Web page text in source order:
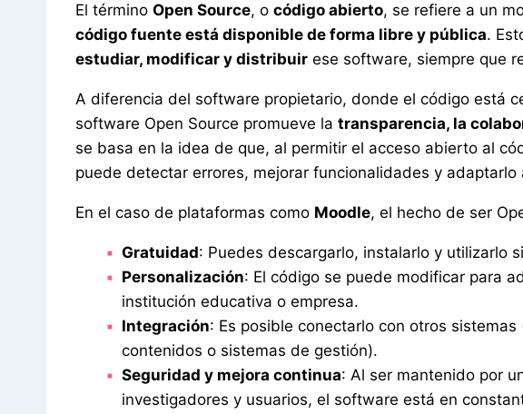
El término Open Source, o código abierto, se refiere a un
código fuente está disponible de forma libre y pública.
estudiar, modificar y distribuir ese software, siempre que
A diferencia del software propietario, donde el código está
software Open Source promueve la transparencia, la
se basa en la idea de que, al permitir el acceso abierto al
puede detectar errores, mejorar funcionalidades y
En el caso de plataformas como Moodle, el hecho de ser
Gratuidad: Puedes descargarlo, instalarlo y utilizarlo
Personalización: El código se puede modificar para
institución educativa o empresa.
Integración: Es posible conectarlo con otros
contenidos o sistemas de gestión).
Seguridad y mejora continua: Al ser mantenido por
investigadores y usuarios, el software está en